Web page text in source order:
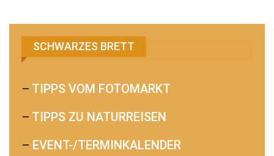
SCHWARZES BRETT
– TIPPS VOM FOTOMARKT
– TIPPS ZU NATURREISEN
– EVENT-/TERMINKALENDER